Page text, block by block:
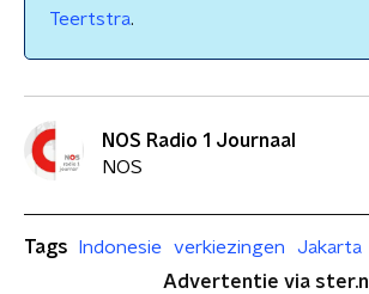
Teertstra.
NOS Radio 1 Journaal
NOS
Tags Indonesie verkiezingen
Jakarta
Advertentie via ster.nl